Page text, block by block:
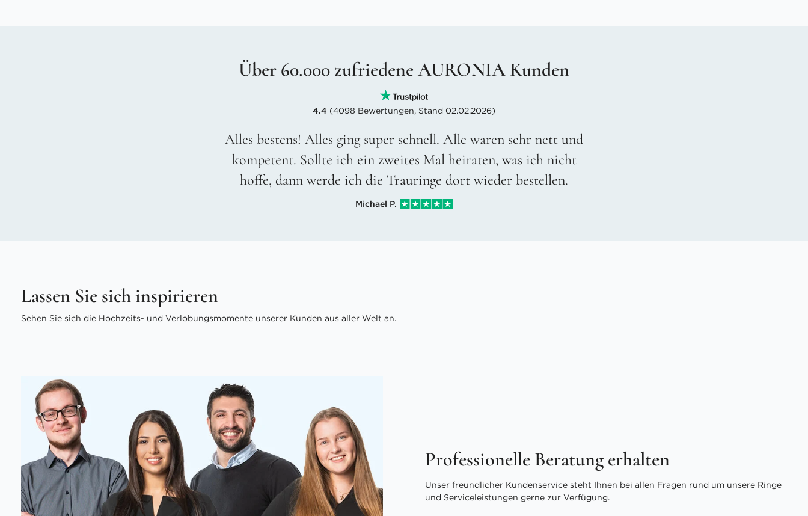
Über 60.000 zufriedene AURONIA Kunden
4.4 (4098 Bewertungen, Stand 02.02.2026)
Alles bestens! Alles ging super schnell. Alle waren sehr nett und
kompetent. Sollte ich ein zweites Mal heiraten, was ich nicht
hoffe, dann werde ich die Trauringe dort wieder bestellen.
Michael P.
Lassen Sie sich inspirieren
Sehen Sie sich die Hochzeits- und Verlobungsmomente unserer Kunden aus aller Welt an.
Professionelle Beratung erhalten
Unser freundlicher Kundenservice steht Ihnen bei allen Fragen rund um unsere Ringe
und Serviceleistungen gerne zur Verfügung.